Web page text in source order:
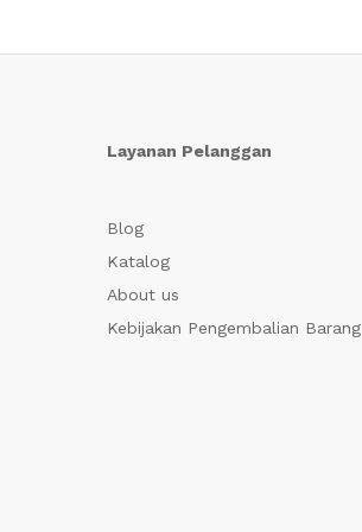
Layanan Pelanggan
Blog
Katalog
About us
Kebijakan Pengembalian Barang